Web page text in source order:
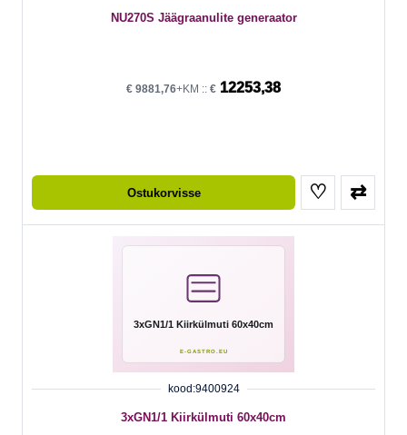
NU270S Jäägraanulite generaator
€ 9881,76+KM :: € 12253,38
Ostukorvisse ♡ ⇄
kood:9400924
3xGN1/1 Kiirkülmuti 60x40cm